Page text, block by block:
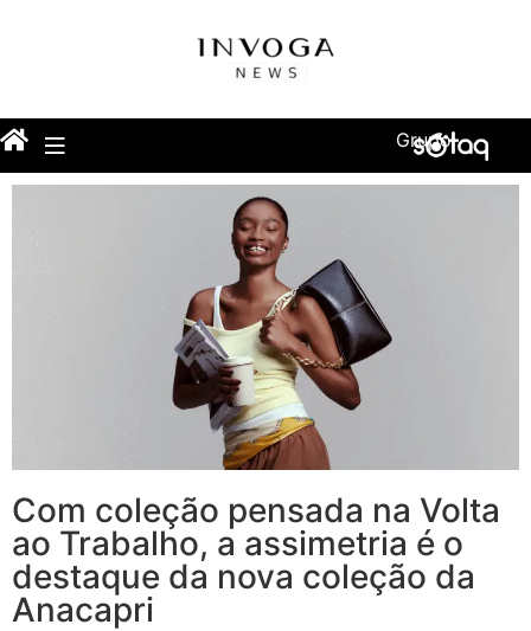
Grupo
Com coleção pensada na Volta
ao Trabalho, a assimetria é o
destaque da nova coleção da
Anacapri